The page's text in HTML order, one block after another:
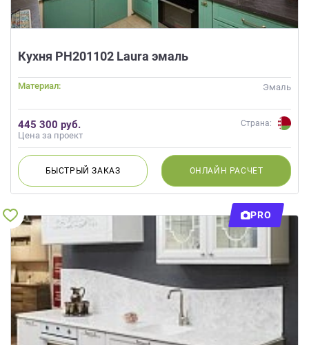
Кухня РН201102 Laura эмаль
Материал: Эмаль
445 300 руб.
Цена за проект
Страна:
БЫСТРЫЙЗАКАЗ ОНЛАЙН РАСЧЕТ
PRO